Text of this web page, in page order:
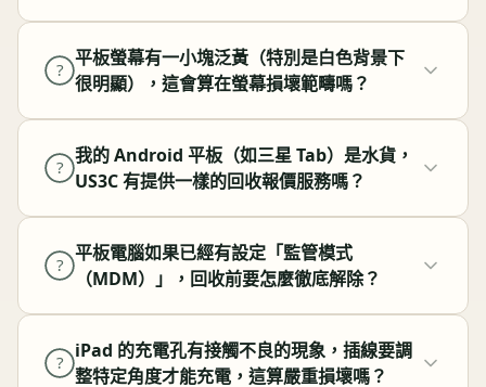
?
平板螢幕有一小塊泛黃（特別是白色背景下
很明顯），這會算在螢幕損壞範疇嗎？
?
我的 Android 平板（如三星 Tab）是水貨，
US3C 有提供一樣的回收報價服務嗎？
?
平板電腦如果已經有設定「監管模式
（MDM）」，回收前要怎麼徹底解除？
?
iPad 的充電孔有接觸不良的現象，插線要調
整特定角度才能充電，這算嚴重損壞嗎？